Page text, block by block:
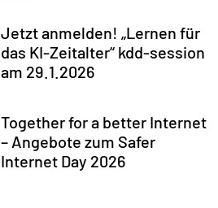
Jetzt anmelden! „Lernen für
das KI-Zeitalter“ kdd-session
am 29.1.2026
Together for a better Internet
– Angebote zum Safer
Internet Day 2026